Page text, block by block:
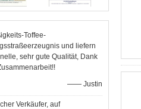
Toffee-
und liefern
sehr gute Qualität, Dank
—— Justin
Verkäufer, auf